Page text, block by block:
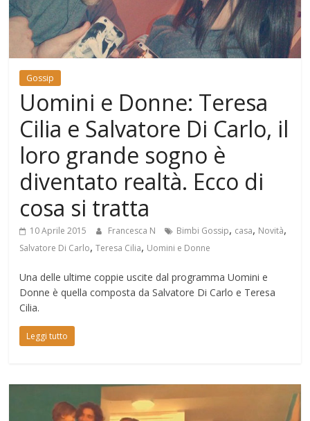
Mondo
Gossip
Uomini e Donne: Teresa
Cilia e Salvatore Di Carlo, il
loro grande sogno è
diventato realtà. Ecco di
cosa si tratta
10 Aprile 2015 Francesca N Bimbi Gossip, casa, Novità,
Salvatore Di Carlo,Teresa Cilia, Uomini e Donne
Una delle ultime coppie uscite dal programma Uomini e
Donne è quella composta da Salvatore Di Carlo e Teresa
Cilia.
Leggi tutto